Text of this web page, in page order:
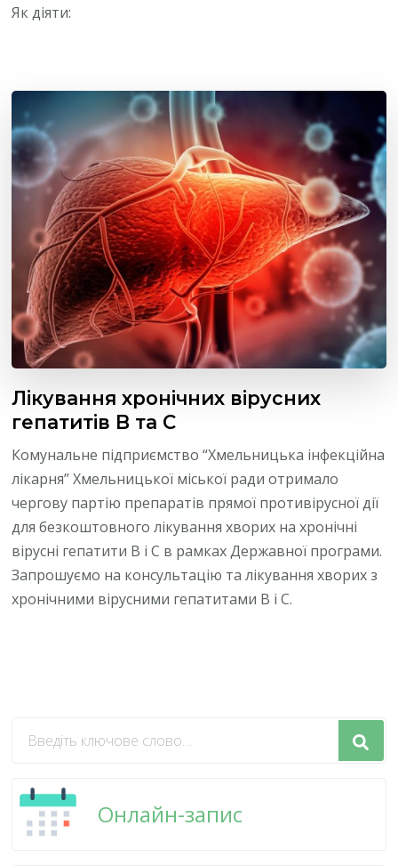
Як діяти:
Лікування хронічних вірусних
гепатитів B та C
Комунальне підприємство “Хмельницька інфекційна
лікарня” Хмельницької міської ради отримало
чергову партію препаратів прямої противірусної дії
для безкоштовного лікування хворих на хронічні
вірусні гепатити В і С в рамках Державної програми.
Запрошуємо на консультацію та лікування хворих з
хронічними вірусними гепатитами В і С.
щось?
Онлайн-запис